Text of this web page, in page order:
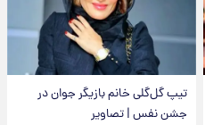
تیپ گل‌گلی خانم بازیگر جوان در
جشن نفس | تصاویر